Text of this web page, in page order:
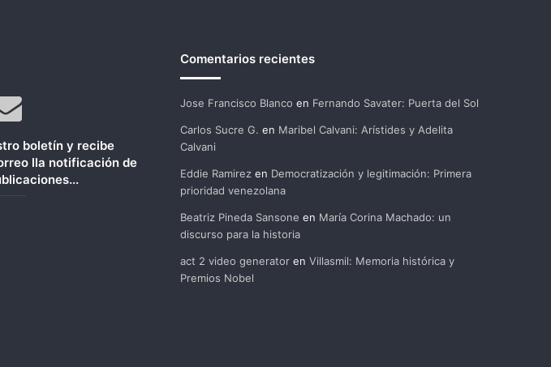
boletín y recibe
lla notificación de
Comentarios recientes
Jose Francisco Blanco en Fernando Savater: Puerta del Sol
Carlos Sucre G. en Maribel Calvani: Arístides y Adelita
Calvani
Eddie Ramirezen Democratización y legitimación: Primera
prioridad venezolana
Beatriz Pineda Sansone en María Corina Machado: un
discurso para la historia
act 2 video generatoren Villasmil: Memoria histórica y
Premios Nobel